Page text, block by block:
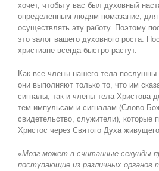
хочет, чтобы у вас был духовный
определенным людям помазание, для
осуществлять эту работу. Поэтому
это залог вашего духовного роста.
христиане всегда быстро растут.
Как все члены нашего тела послушны
они выполняют только то, что им
сигналы, так и члены тела Христова
тем импульсам и сигналам (Слово
свидетельство, служители), которые
Христос через Святого Духа
«Мозг может в считанные секунды
поступающие из различных